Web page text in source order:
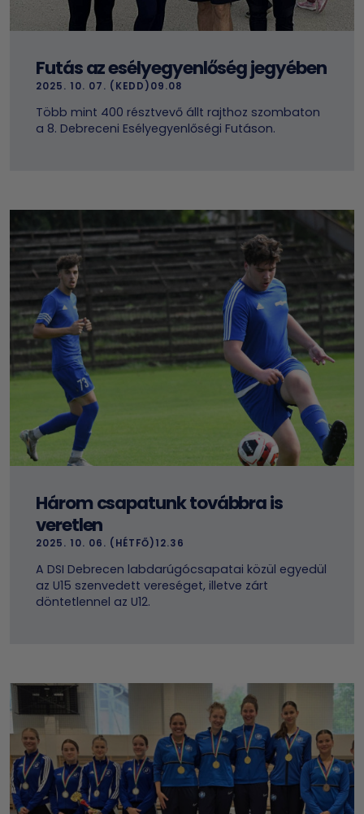
Futás az esélyegyenlőség jegyében
2025. 10. 07. (KEDD)09.08
Több mint 400 résztvevő állt rajthoz szombaton
a 8. Debreceni Esélyegyenlőségi Futáson.
Három csapatunk továbbra is
veretlen
2025. 10. 06. (HÉTFŐ)12.36
A DSI Debrecen labdarúgócsapatai közül egyedül
az U15 szenvedett vereséget, illetve zárt
döntetlennel az U12.